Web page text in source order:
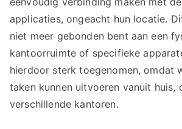
applicaties, ongeacht hun locatie.
niet meer gebonden bent aan een
kantoorruimte of specifieke
hierdoor sterk toegenomen, omdat
taken kunnen uitvoeren vanuit huis,
verschillende kantoren.